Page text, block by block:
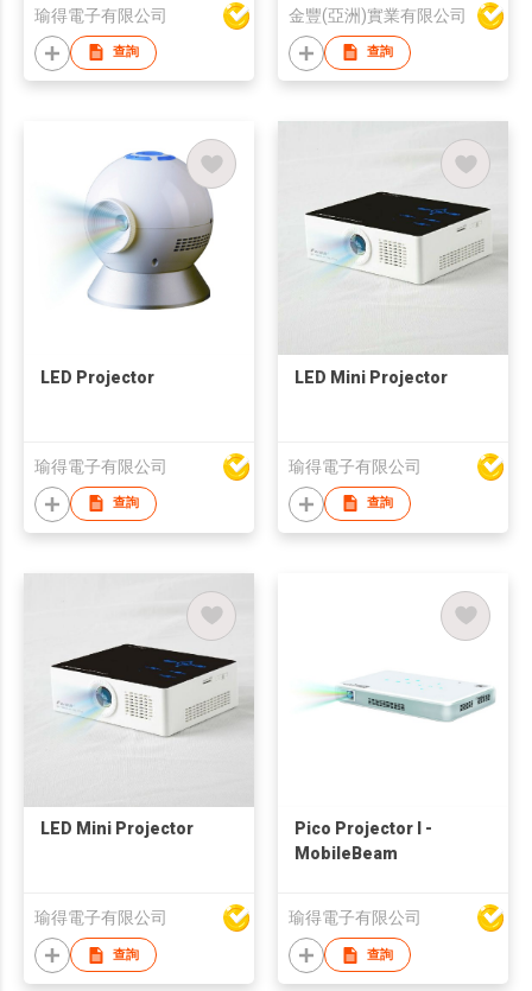
瑜得電子有限公司
查詢
8 9 Year Old Boys and
Girls, Kids Selfie
Camera HD Digital
Toddler
金豐(亞洲)實業有限公司
查詢
LED Projector
瑜得電子有限公司
查詢
LED Mini Projector
瑜得電子有限公司
查詢
LED Mini Projector
瑜得電子有限公司
查詢
Pico Projector I -
MobileBeam
瑜得電子有限公司
查詢